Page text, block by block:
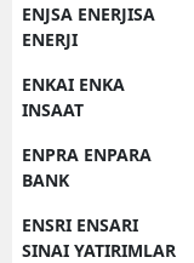
ENJSA ENERJISA
ENERJI
ENKAI ENKA
INSAAT
ENPRA ENPARA
BANK
ENSRI ENSARI
SINAI YATIRIMLAR